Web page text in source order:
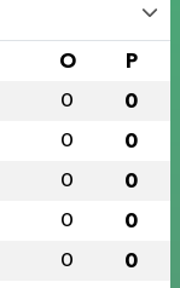
O P
0 0
0 0
0 0
0 0
0 0